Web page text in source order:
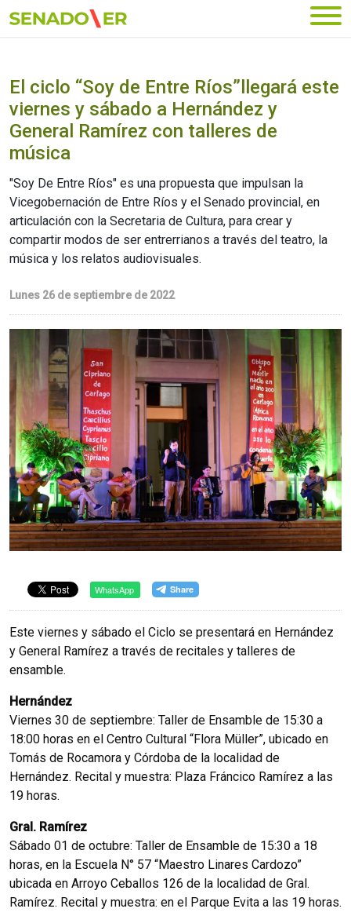
Ir al menú principal
El ciclo “Soy de Entre Ríos”llegará este
viernes y sábado a Hernández y
General Ramírez con talleres de
música
"Soy De Entre Ríos" es una propuesta que impulsan la
Vicegobernación de Entre Ríos y el Senado provincial, en
articulación con la Secretaria de Cultura, para crear y
compartir modos de ser entrerrianos a través del teatro, la
música y los relatos audiovisuales.
Lunes 26 de septiembre de 2022
WhatsApp
Este viernes y sábado el Ciclo se presentará en Hernández
y General Ramírez a través de recitales y talleres de
ensamble.
Hernández
Viernes 30 de septiembre: Taller de Ensamble de 15:30 a
18:00 horas en el Centro Cultural “Flora Müller”, ubicado en
Tomás de Rocamora y Córdoba de la localidad de
Hernández. Recital y muestra: Plaza Fráncico Ramírez a las
19 horas.
Gral. Ramírez
Sábado 01 de octubre: Taller de Ensamble de 15:30 a 18
horas, en la Escuela N° 57 “Maestro Linares Cardozo”
ubicada en Arroyo Ceballos 126 de la localidad de Gral.
Ramírez. Recital y muestra: en el Parque Evita a las 19 horas.